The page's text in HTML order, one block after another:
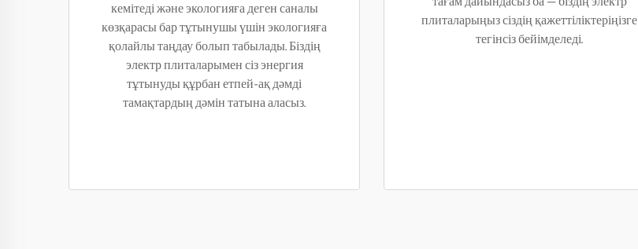
кемітеді және экологияға деген саналы
көзқарасы бар тұтынушы үшін экологияға
қолайлы таңдау болып табылады. Біздің
электр плиталарымен сіз энергия
тұтынуды құрбан етпей-ақ дәмді
тамақтардың дәмін татына аласыз.
плиталарыңыз сіздің қажеттіліктеріңізге
тегінсіз бейімделеді.